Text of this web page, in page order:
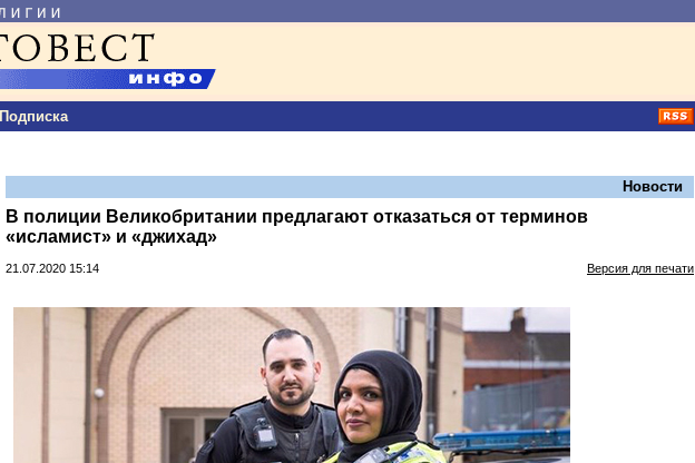
Подписка
Новости
В полиции Великобритании предлагают отказаться от терминов
«исламист» и «джихад»
21.07.2020 15:14 Версия для печати